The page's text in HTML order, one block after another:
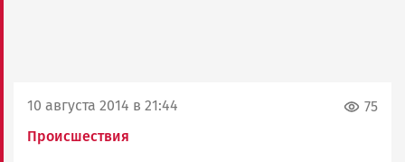
10 августа 2014 в 21:44
Происшествия
75